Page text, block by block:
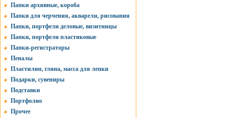
Папки архивные, короба
Папки для черчения, акварели, рисования
Папки, портфели деловые, визитницы
Папки, портфели пластиковые
Папки-регистраторы
Пеналы
Пластилин, глина, масса для лепки
Подарки, сувениры
Подставки
Портфолио
Прочее